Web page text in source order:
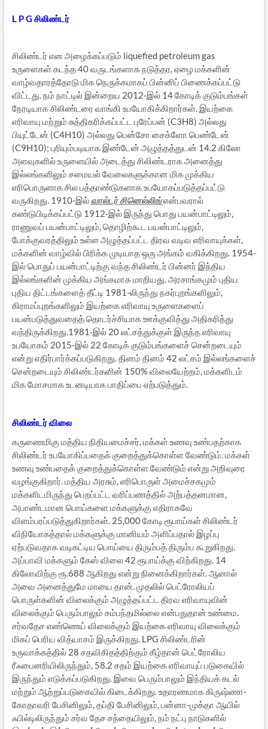
L P G சிலிண்டர்
சிலிண்டர் என அழைக்கப்படும் liquefied petroleum gas
உருளைகள் கடந்த 40 வருடங்களாக நடுத்தர, ஏழை மக்களின்
வாழ்வதாரத்தோடு மிக நெருக்கமாகப் பின்னிப் பிணைக்கப்பட்டு
விட்டது. நம் நாட்டில் இன்றைய 2012-இல் 14 கோடிக் குடும்பங்கள்
நேரடியாக சிலிண்டரை வாங்கி உபயோகிக்கிறார்கள். இயற்கை
எரிவாயு மற்றும் சுத்திகரிக்கப்பட்ட புரேப்பன் (C3H8) அல்லது
பியுட்டேன் (C4H10) அல்லது பென்சோ சைக்ளோ பெண்டேன்
(C9H10); புரியும்படியாக இண்டேன் அழுத்தத்துடன் 14.2 கிலோ
அளவுகளில் உருளையில் அடைத்து சிலிண்டராக அனைத்து
இல்லங்களிலும் சமையல் வேலைகளுக்கான மிக முக்கிய
எரிபொருளாக சில பத்தாண்டுகளாக உபயோகப்படுத்தப்பட்டு
வருகிறது. 1910-இல்வால்டர் சினெல்லிங்என்பவரால்
கண்டுபிடிக்கப்பட்டு 1912-இல் இருந்து பொது பயன்பாட்டிலும்,
ராணுவப் பயன்பாட்டிலும், தொழிற்கூட பயன்பாட்டிலும்,
போக்குவரத்திலும் உள்ள அழுத்தப்பட்ட திரவ வடிவ எரிவாயுக்கள்,
மக்களின் வாழ்வில் பிரிக்க முடியாத ஒரு அங்கம் வகிக்கிறது. 1954-
இல் பொதுப் பயன்பாட்டிற்கு வந்த சிலிண்டர் பின்னர் இந்திய
இல்லங்களின் முக்கிய அங்கமாக மாறியது. அரசாங்கமும் புதிய
புதிய திட்டங்களைத் தீட்டி 1981-லிருந்து நகர்புறங்களிலும்,
கிராமப்புறங்களிலும் இயற்கை எரிவாயு உருளைகளைப்
பயன்படுத்துவதைத் தொடர்ச்சியாக ஊக்குவித்து அதிகரித்து
வந்திருக்கிறது.1981-இல் 20 லட்சத்துக்குள் இருந்த எரிவாயு
உபயோகம் 2015-இல் 22 கோடிக் குடும்பங்களைச் சென்றடையும்
என்று எதிர்பார்க்கப்படுகிறது. தினம் தினம் 42 லட்சம் இல்லங்களைச்
சென்றடையும் சிலிண்டர்களின் 150% விலையேற்றம், மக்களிடம்
மிக மோசமாக உடனடியாக பாதிப்பை ஏற்படுத்தும்.
சிலிண்டர் விலை
கருணைமிகு மத்திய நிதியமைச்சர், மக்கள் உணவு உண்பதற்காக
சிலிண்டர் உபயோகிப்பதைக் குறைத்துக்கொள்ள வேண்டும். மக்கள்
உணவு உண்பதைக் குறைத்துக்கொள்ள வேண்டும் என்று அறிவுரை
வழங்குகிறார். மத்திய அரசும், எரிபொருள் அமைச்சகமும்
மக்களிடமிருந்து பெறப்பட்ட வரிப்பணத்தில் அற்பத்தனமான,
அபாண்டமான பொய்களை மக்களுக்கு எதிராகவே
விளம்பரப்படுத்துகிறார்கள். 25,000 கோடி ரூபாய்கள் சிலிண்டர்
விநியோகத்தால் மக்களுக்கு மானியம் அளிப்பதால் இழப்பு
ஏற்படுவதாக வடிகட்டிய பொய்யை திரும்பத் திரும்ப கூறுகிறது.
அப்பாவி மக்களும் கேஸ் விலை 42 ரூபாய்க்கு விற்கிறது. 14
கிலோவிற்கு ரூ.688 ஆகிறது என்று நினைக்கிறார்கள். ஆனால்
அவை அனைத்துமே மாயை தான். முதலில் பெட்ரோலியப்
பொருள்களின் விலைக்கும் அழுத்தப்பட்ட திரவ எரிவாயுவின்
விலைக்கும் பெரும்பாலும் சம்பந்தமில்லை என்பதுதான் உண்மை.
சர்வதேச எண்ணெய் விலைக்கும் இயற்கை எரிவாயு விலைக்கும்
மிகப் பெரிய வித்யாசம் இருக்கிறது. LPG சிலிண்டரின்
உருவாக்கத்தில் 28 சதவிகிதத்திற்கும் கீழ்தான் பெட்ரோலிய
ரீஃபைனரியிலிருந்தும், 58.2 சதம் இயற்கை எரிவாயுப் படுகையில்
இருந்தும் எடுக்கப்படுகிறது. இவை பெரும்பாலும் இந்தியக் கடல்
மற்றும் ஆற்றுப்படுகையில் கிடைக்கிறது. உதாரணமாக கிருஷ்ணா-
கோதாவரி பேசினிலும், தப்தி பேசினிலும், பன்னா-முக்தா ஆயில்
ஃபில்டிலிருந்தும் சர்வ தேச சந்தையிலும், நம் நட்பு நாடுகளில்